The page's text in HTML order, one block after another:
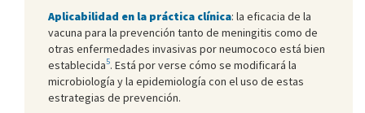
Aplicabilidad en la práctica clínica: la eficacia de la
vacuna para la prevención tanto de meningitis como de
otras enfermedades invasivas por neumococo está bien
establecida5. Está por verse cómo se modificará la
microbiología y la epidemiología con el uso de estas
estrategias de prevención.